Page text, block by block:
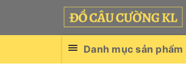
Danh mục sản phẩm